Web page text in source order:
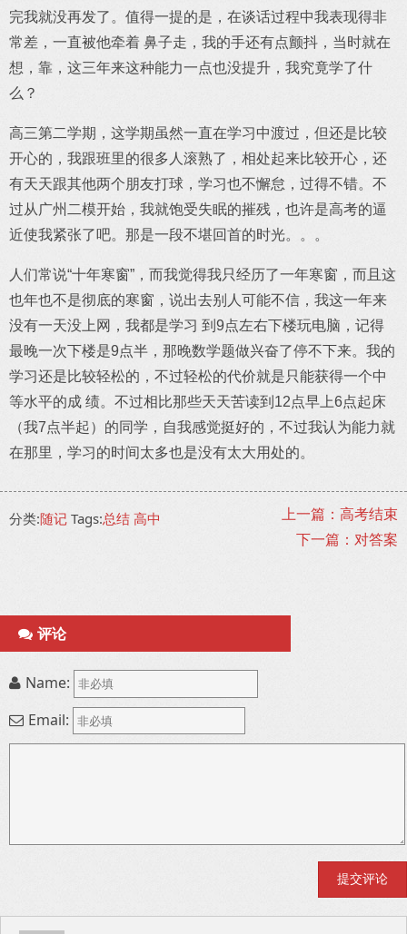
完我就没再发了。值得一提的是，在谈话过程中我表现得非
常差，一直被他牵着 鼻子走，我的手还有点颤抖，当时就在
想，靠，这三年来这种能力一点也没提升，我究竟学了什
么？
高三第二学期，这学期虽然一直在学习中渡过，但还是比较
开心的，我跟班里的很多人滚熟了，相处起来比较开心，还
有天天跟其他两个朋友打球，学习也不懈怠，过得不错。不
过从广州二模开始，我就饱受失眠的摧残，也许是高考的逼
近使我紧张了吧。那是一段不堪回首的时光。。。
人们常说“十年寒窗”，而我觉得我只经历了一年寒窗，而且这
也年也不是彻底的寒窗，说出去别人可能不信，我这一年来
没有一天没上网，我都是学习 到9点左右下楼玩电脑，记得
最晚一次下楼是9点半，那晚数学题做兴奋了停不下来。我的
学习还是比较轻松的，不过轻松的代价就是只能获得一个中
等水平的成 绩。不过相比那些天天苦读到12点早上6点起床
（我7点半起）的同学，自我感觉挺好的，不过我认为能力就
在那里，学习的时间太多也是没有太大用处的。
分类:随记 Tags:总结 高中
上一篇：高考结束
下一篇：对答案
评论
Name:
Email: